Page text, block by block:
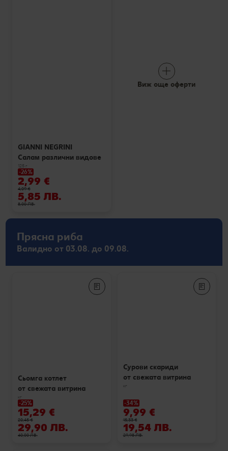
GIANNI NEGRINI
Салам различни видове
125 г
-26%
2,99 €
4,09 €
5,85 ЛВ.
8,00 ЛВ.
Виж още оферти
Прясна риба
Валидно от 03.08. до 09.08.
Сьомга котлет
от свежата витрина
кг
-25%
15,29 €
20,45 €
29,90 ЛВ.
40,00 ЛВ.
Сурови скариди
от свежата витрина
кг
-34%
9,99 €
15,33 €
19,54 ЛВ.
29,98 ЛВ.